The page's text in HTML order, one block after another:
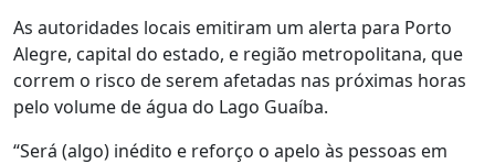
As autoridades locais emitiram um alerta para Porto
Alegre, capital do estado, e região metropolitana, que
correm o risco de serem afetadas nas próximas horas
pelo volume de água do Lago Guaíba.
“Será (algo) inédito e reforço o apelo às pessoas em